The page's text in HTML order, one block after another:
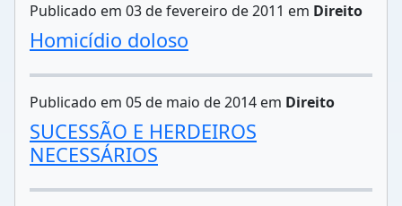
Publicado em 03 de fevereiro de 2011 em Direito
Homicídio doloso
Publicado em 05 de maio de 2014 em Direito
SUCESSÃO E HERDEIROS
NECESSÁRIOS